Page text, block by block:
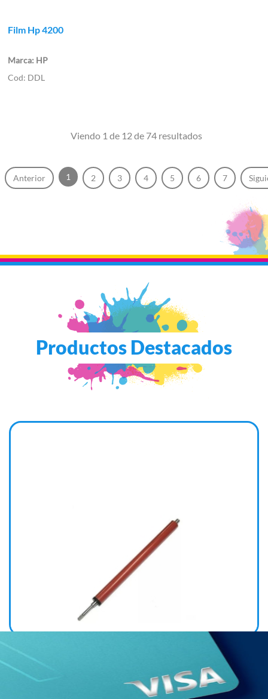
Film Hp 4200
HP
DDL
Viendo 1 de 12 de 74 resultados
Anterior 1 2 3 4 5 6 7
Productos Destacados
RODILLO DE PRESION HP 1010 / 1020 / 1018 / 3020 LPR-